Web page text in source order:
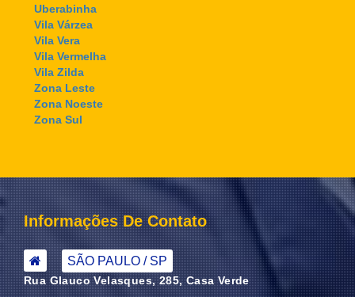
Uberabinha
Vila Várzea
Vila Vera
Vila Vermelha
Vila Zilda
Zona Leste
Zona Noeste
Zona Sul
Informações De Contato
SÃO PAULO / SP
Rua Glauco Velasques, 285, Casa Verde